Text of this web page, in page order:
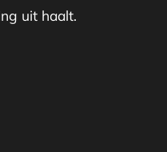
uit haalt.